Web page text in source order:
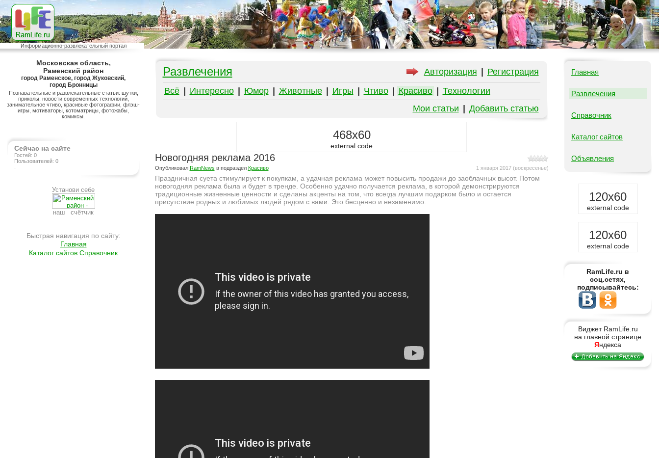
Информационно-развлекательный портал
Московская область,
Раменский район
город Раменское, город Жуковский,
город Бронницы
Познавательные и развлекательные статьи: шутки,
приколы, новости современных технологий,
занимательное чтиво, красивые фотографии, флэш-
игры, мотиваторы, котоматрицы, фотожабы,
комиксы.
Сейчас на сайте
Гостей: 0
Пользователей: 0
Установи себе
наш счётчик
Быстрая навигация по сайту:
Главная
Каталог сайтов Справочник
Авторизация Регистрация
Развлечения
Всё Интересно Юмор Животные Игры Чтиво Красиво
Технологии
Мои статьи
Добавить статью
468x60
external code
Новогодняя реклама 2016
1 января 2017 (воскресенье)
Опубликовал RamNews в подраздел Красиво
Праздничная суета стимулирует к покупкам, а удачная реклама может повысить продажи до заоблачных высот. Потом
новогодняя реклама была и будет в тренде. Особенно удачно получается реклама, в которой демонстрируются
традиционные жизненные ценности и сделаны акценты на том, что всегда лучшим подарком было и остается
присутствие родных и любимых людей рядом с вами. Это бесценно и незаменимо.
Главная
Развлечения
Справочник
Каталог сайтов
Объявления
120x60
external code
120x60
external code
RamLife.ru в
соц.сетях,
подписывайтесь:
Виджет RamLife.ru
на главной странице
Яндекса